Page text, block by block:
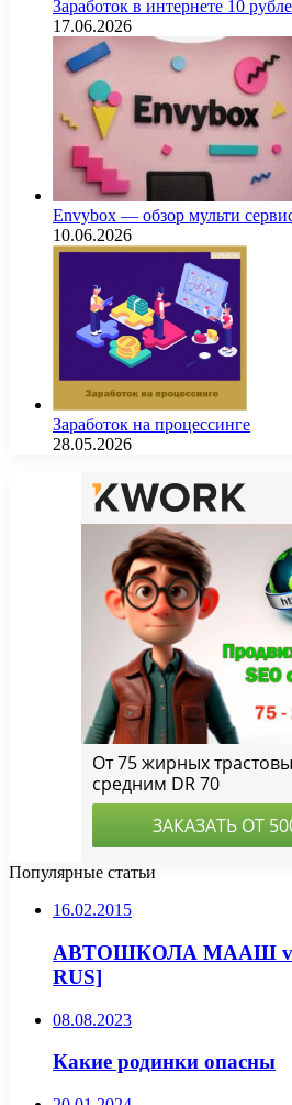
Заработок в интернете 10
17.06.2026
Envybox — обзор мульти
10.06.2026
Заработок на процессинге
28.05.2026
Популярные статьи
16.02.2015
АВТОШКОЛА МААШ
RUS]
08.08.2023
Какие родинки опасны